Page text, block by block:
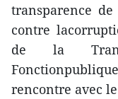
transparence
contre
de la
rencontre avec